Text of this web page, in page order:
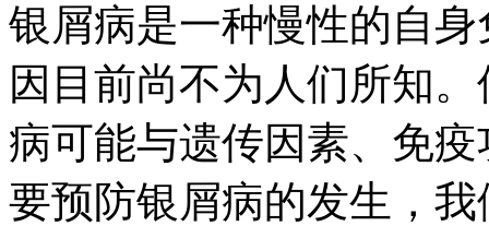
银屑病是一种慢性的自
因目前尚不为人们所知
病可能与遗传因素、免
要预防银屑病的发生，